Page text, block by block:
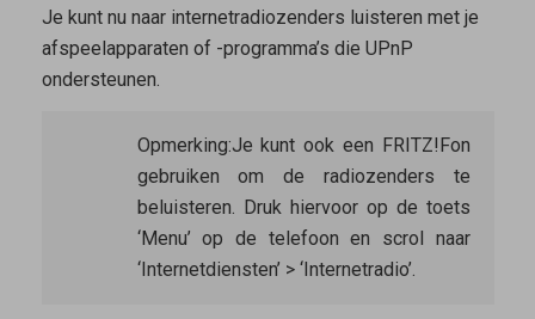
Je kunt nu naar internetradiozenders luisteren met je
afspeelapparaten of -programma’s die UPnP
ondersteunen.
Opmerking:Je kunt ook een FRITZ!Fon
gebruiken om de radiozenders te
beluisteren. Druk hiervoor op de toets
‘Menu’ op de telefoon en scrol naar
‘Internetdiensten’ > ‘Internetradio’.